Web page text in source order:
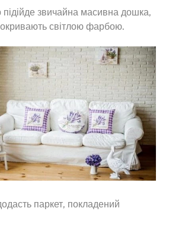
підійде звичайна масивна дошка,
світлою фарбою.
паркет, покладений